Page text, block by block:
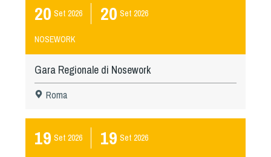
20 Set 2026 20 Set 2026
NOSEWORK
Gara Regionale di Nosework
Roma
19 Set 2026 19 Set 2026